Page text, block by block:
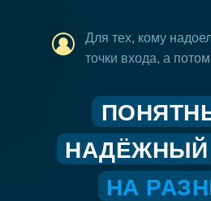
НАДЁЖНЫЙ
НА
Для тех, кому
точки входа, а